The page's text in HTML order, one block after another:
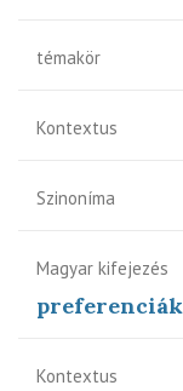
témakör
Kontextus
Szinoníma
Magyar kifejezés
preferenciák
Kontextus